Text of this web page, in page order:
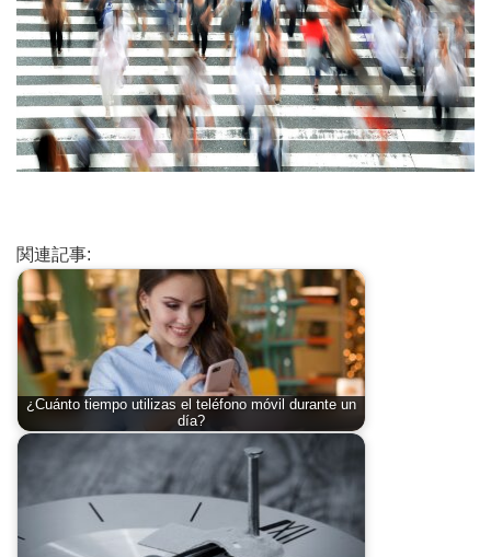
関連記事:
¿Cuánto tiempo utilizas el teléfono móvil durante un
día?